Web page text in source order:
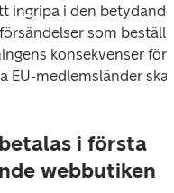
ingripa i den betydande
som beställs
konsekvenser för
EU-medlemsländer ska
i första
webbutiken